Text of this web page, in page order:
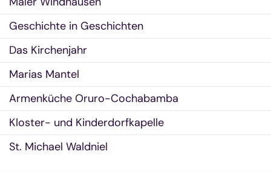
Geschichte in Geschichten
Das Kirchenjahr
Marias Mantel
Armenküche Oruro-Cochabamba
Kloster- und Kinderdorfkapelle
St. Michael Waldniel